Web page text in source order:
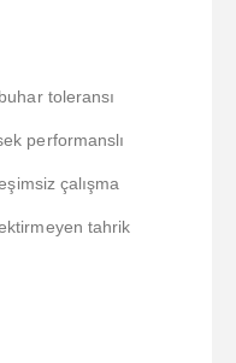
toleransı
performanslı
çalışma
tahrik